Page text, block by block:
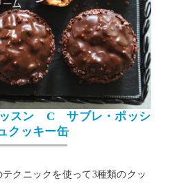
ッスン C サブレ・ポッシ
クッキー缶
クニックを使って3種類のクッ